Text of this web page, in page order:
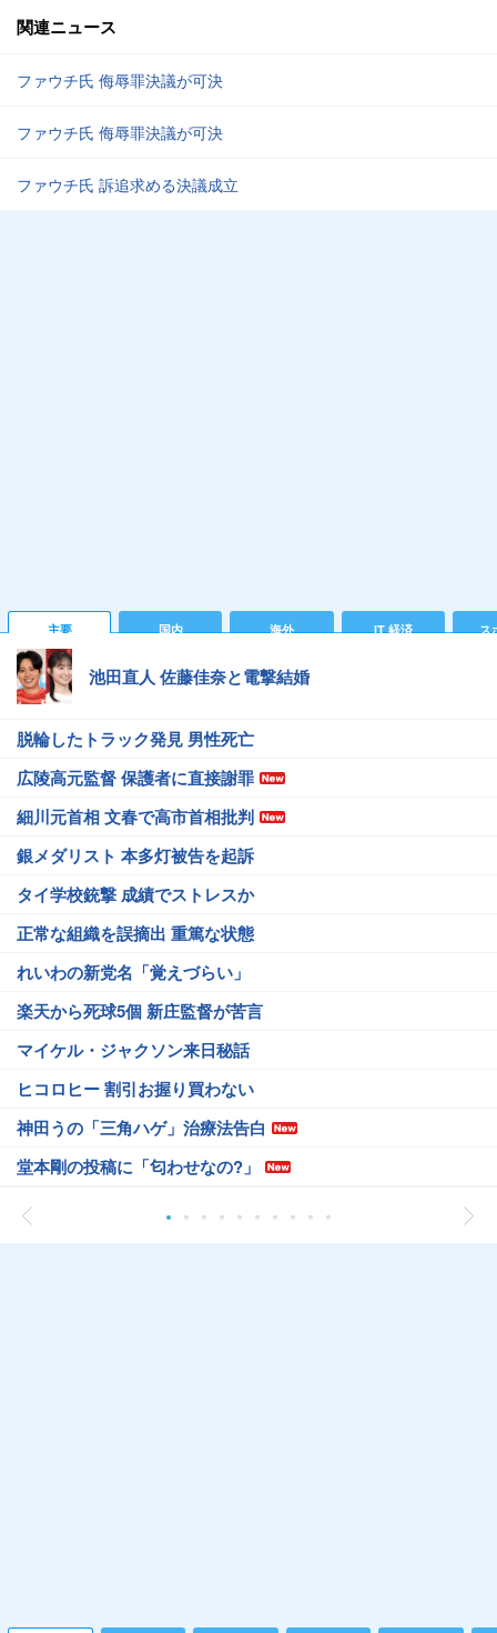
関連ニュース
ファウチ氏 侮辱罪決議が可決
ファウチ氏 侮辱罪決議が可決
ファウチ氏 訴追求める決議成立
主要 国内 海外 IT 経済 ス
池田直人 佐藤佳奈と電撃結婚
脱輪したトラック発見 男性死亡
広陵高元監督 保護者に直接謝罪
細川元首相 文春で高市首相批判
銀メダリスト 本多灯被告を起訴
タイ学校銃撃 成績でストレスか
正常な組織を誤摘出 重篤な状態
れいわの新党名「覚えづらい」
楽天から死球5個 新庄監督が苦言
マイケル・ジャクソン来日秘話
ヒコロヒー 割引お握り買わない
神田うの「三角ハゲ」治療法告白
堂本剛の投稿に「匂わせなの?」